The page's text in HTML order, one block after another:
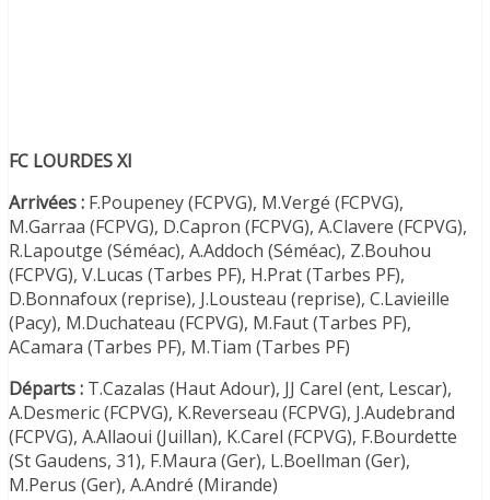
FC LOURDES XI
Arrivées : F.Poupeney (FCPVG), M.Vergé (FCPVG),
M.Garraa (FCPVG), D.Capron (FCPVG), A.Clavere (FCPVG),
R.Lapoutge (Séméac), A.Addoch (Séméac), Z.Bouhou
(FCPVG), V.Lucas (Tarbes PF), H.Prat (Tarbes PF),
D.Bonnafoux (reprise), J.Lousteau (reprise), C.Lavieille
(Pacy), M.Duchateau (FCPVG), M.Faut (Tarbes PF),
ACamara (Tarbes PF), M.Tiam (Tarbes PF)
Départs : T.Cazalas (Haut Adour), JJ Carel (ent, Lescar),
A.Desmeric (FCPVG), K.Reverseau (FCPVG), J.Audebrand
(FCPVG), A.Allaoui (Juillan), K.Carel (FCPVG), F.Bourdette
(St Gaudens, 31), F.Maura (Ger), L.Boellman (Ger),
M.Perus (Ger), A.André (Mirande)